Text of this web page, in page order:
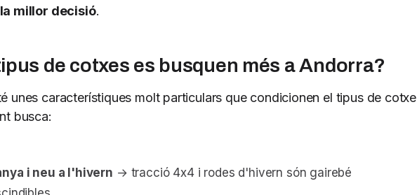
millor decisió.
de cotxes es busquen més a Andorra?
unes característiques molt particulars que condicionen el tipus de cotxe
busca:
i neu a l'hivern → tracció 4x4 i rodes d'hivern són gairebé